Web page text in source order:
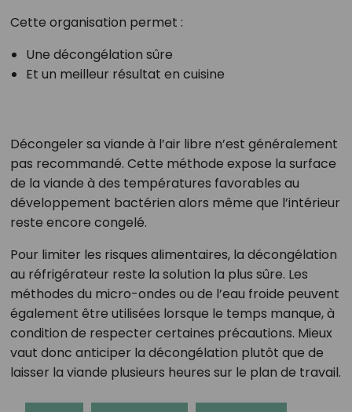
Cette organisation permet :
Une décongélation sûre
Et un meilleur résultat en cuisine
Décongeler sa viande à l’air libre n’est généralement
pas recommandé. Cette méthode expose la surface
de la viande à des températures favorables au
développement bactérien alors même que l’intérieur
reste encore congelé.
Pour limiter les risques alimentaires, la décongélation
au réfrigérateur reste la solution la plus sûre. Les
méthodes du micro-ondes ou de l’eau froide peuvent
également être utilisées lorsque le temps manque, à
condition de respecter certaines précautions. Mieux
vaut donc anticiper la décongélation plutôt que de
laisser la viande plusieurs heures sur le plan de travail.